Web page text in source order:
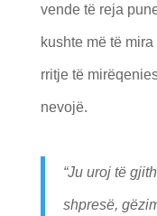
vende të reja
kushte më të
rritje të
nevojë.
“Ju uroj të
shpresë,